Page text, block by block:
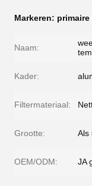
Markeren:
Naam:
Kader:
Filtermateriaal:
Grootte: Als
OEM/ODM: JA